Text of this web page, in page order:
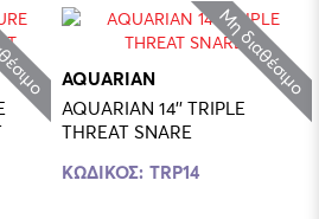
Μη διαθέσιμο
AQUARIAN
AQUARIAN 14'' TRIPLE
THREAT SNARE
ΚΩΔΙΚΟΣ: TRP14